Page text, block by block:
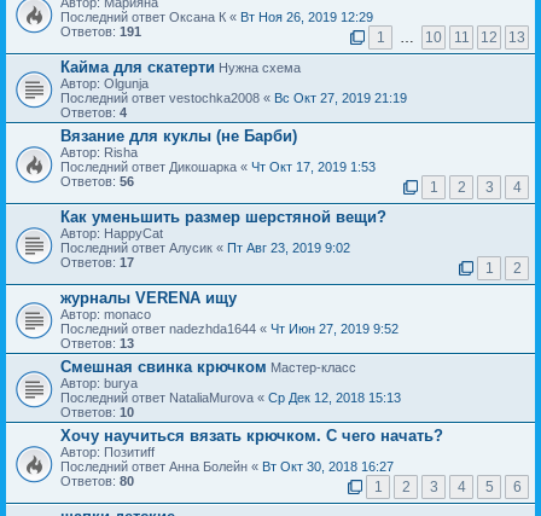
Последний ответ Оксана К « Вт Ноя 26, 2019 12:29
Ответов: 191 1 … 10 11 12 13
Кайма для скатерти Нужна схема
Автор: Olgunja
Последний ответ vestochka2008 « Вс Окт 27, 2019 21:19
Ответов: 4
Вязание для куклы (не Барби)
Автор: Risha
Последний ответ Дикошарка « Чт Окт 17, 2019 1:53
Ответов: 56 1 2 3 4
Как уменьшить размер шерстяной вещи?
Автор: HappyCat
Последний ответ Алусик « Пт Авг 23, 2019 9:02
Ответов: 17 1 2
журналы VERENA ищу
Автор: monaco
Последний ответ nadezhda1644 « Чт Июн 27, 2019 9:52
Ответов: 13
Смешная свинка крючком Мастер-класс
Автор: burya
Последний ответ NataliaMurova « Ср Дек 12, 2018 15:13
Ответов: 10
Хочу научиться вязать крючком. С чего начать?
Автор: Позитиff
Последний ответ Анна Болейн « Вт Окт 30, 2018 16:27
Ответов: 80 1 2 3 4 5 6